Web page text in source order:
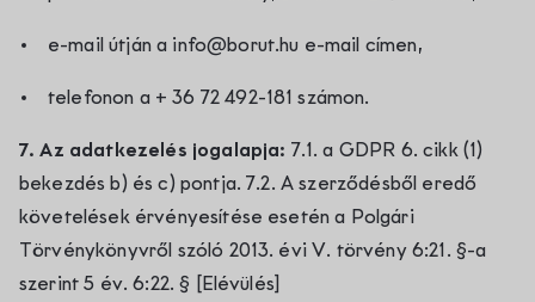
e-mail útján a info@borut.hu e-mail címen,
telefonon a + 36 72 492-181 számon.
7. Az adatkezelés jogalapja: 7.1. a GDPR 6. cikk (1)
bekezdés b) és c) pontja. 7.2. A szerződésből eredő
követelések érvényesítése esetén a Polgári
Törvénykönyvről szóló 2013. évi V. törvény 6:21. §-a
szerint 5 év.6:22. § [Elévülés]